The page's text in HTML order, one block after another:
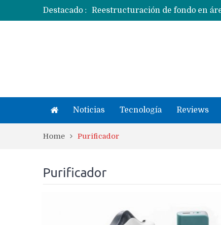
Destacado :
Noticias Tecnología Reviews
Home Purificador
Purificador